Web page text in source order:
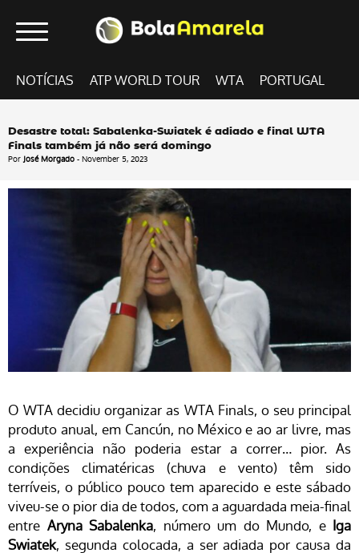
NOTÍCIAS ATP WORLD TOUR WTA PORTUGAL
Desastre total: Sabalenka-Swiatek é adiado e final WTA
Finals também já não será domingo
Por José Morgado - November 5, 2023
O WTA decidiu organizar as WTA Finals, o seu principal
produto anual, em Cancún, no México e ao ar livre, mas
a experiência não poderia estar a correr… pior. As
condições climatéricas (chuva e vento) têm sido
terríveis, o público pouco tem aparecido e este sábado
viveu-se o pior dia de todos, com a aguardada meia-final
entre Aryna Sabalenka, número um do Mundo, e Iga
Swiatek, segunda colocada, a ser adiada por causa da